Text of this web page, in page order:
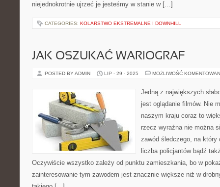
niejednokrotnie ujrzeć je jesteśmy w stanie w […]
CATEGORIES: KOLARSTWO EKSTREMALNE I DOWNHILL
JAK OSZUKAĆ WARIOGRAF
POSTED BY ADMIN LIP - 29 - 2025 MOŻLIWOŚĆ
Jedną z największych
jest oglądanie filmów. Nie
naszym kraju coraz to
rzecz wyraźna nie można
zawód śledczego, na
liczba policjantów bądź
Oczywiście wszystko zależy od punktu zamieszkania, bo w
zainteresowanie tym zawodem jest znacznie większe niż w